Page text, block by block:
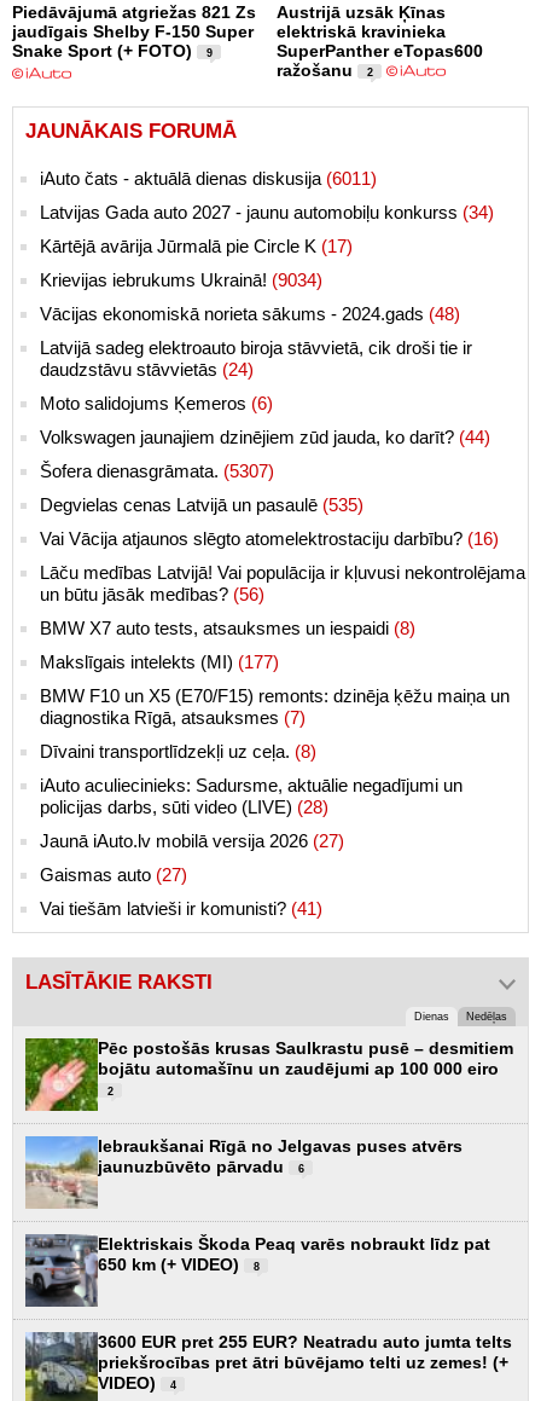
Piedāvājumā atgriežas 821 Zs
jaudīgais Shelby F-150 Super
Snake Sport (+ FOTO)
9
Austrijā uzsāk Ķīnas
elektriskā kravinieka
SuperPanther eTopas600
ražošanu
2
JAUNĀKAIS FORUMĀ
iAuto čats - aktuālā dienas diskusija (6011)
Latvijas Gada auto 2027 - jaunu automobiļu konkurss (34)
Kārtējā avārija Jūrmalā pie Circle K (17)
Krievijas iebrukums Ukrainā! (9034)
Vācijas ekonomiskā norieta sākums - 2024.gads (48)
Latvijā sadeg elektroauto biroja stāvvietā, cik droši tie ir
daudzstāvu stāvvietās (24)
Moto salidojums Ķemeros (6)
Volkswagen jaunajiem dzinējiem zūd jauda, ko darīt? (44)
Šofera dienasgrāmata. (5307)
Degvielas cenas Latvijā un pasaulē (535)
Vai Vācija atjaunos slēgto atomelektrostaciju darbību? (16)
Lāču medības Latvijā! Vai populācija ir kļuvusi nekontrolējama
un būtu jāsāk medības? (56)
BMW X7 auto tests, atsauksmes un iespaidi (8)
Makslīgais intelekts (MI) (177)
BMW F10 un X5 (E70/F15) remonts: dzinēja ķēžu maiņa un
diagnostika Rīgā, atsauksmes (7)
Dīvaini transportlīdzekļi uz ceļa. (8)
iAuto aculiecinieks: Sadursme, aktuālie negadījumi un
policijas darbs, sūti video (LIVE) (28)
Jaunā iAuto.lv mobilā versija 2026 (27)
Gaismas auto (27)
Vai tiešām latvieši ir komunisti? (41)
LASĪTĀKIE RAKSTI
Dienas Nedēļas
Pēc postošās krusas Saulkrastu pusē – desmitiem
bojātu automašīnu un zaudējumi ap 100 000 eiro
2
Iebraukšanai Rīgā no Jelgavas puses atvērs
jaunuzbūvēto pārvadu
6
Elektriskais Škoda Peaq varēs nobraukt līdz pat
650 km (+ VIDEO)
8
3600 EUR pret 255 EUR? Neatradu auto jumta telts
priekšrocības pret ātri būvējamo telti uz zemes! (+
VIDEO)
4